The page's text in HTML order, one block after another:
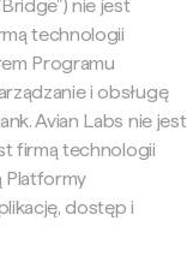
nie jest
technologii
Programu
i obsługę
Avian Labs nie jest
firmą technologii
Platformy
dostęp i